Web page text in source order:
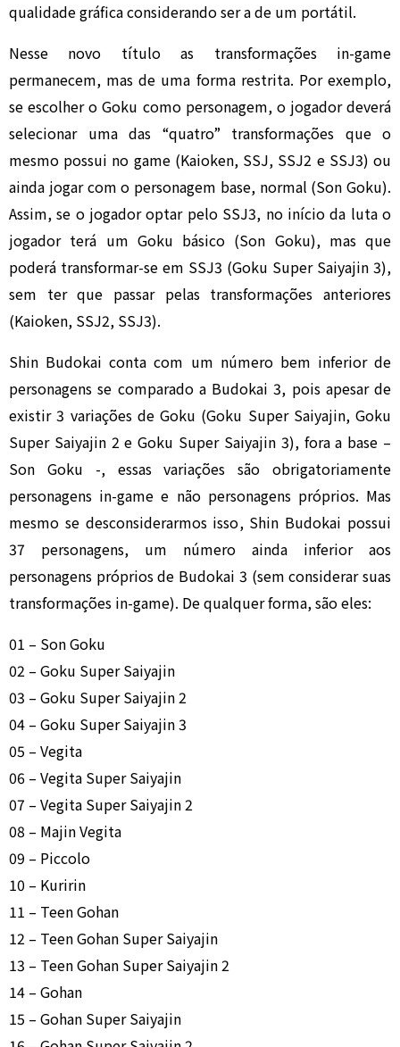
qualidade gráfica considerando ser a de um portátil.
Nesse novo título as transformações in-game
permanecem, mas de uma forma restrita. Por exemplo,
se escolher o Goku como personagem, o jogador deverá
selecionar uma das “quatro” transformações que o
mesmo possui no game (Kaioken, SSJ, SSJ2 e SSJ3) ou
ainda jogar com o personagem base, normal (Son Goku).
Assim, se o jogador optar pelo SSJ3, no início da luta o
jogador terá um Goku básico (Son Goku), mas que
poderá transformar-se em SSJ3 (Goku Super Saiyajin 3),
sem ter que passar pelas transformações anteriores
(Kaioken, SSJ2, SSJ3).
Shin Budokai conta com um número bem inferior de
personagens se comparado a Budokai 3, pois apesar de
existir 3 variações de Goku (Goku Super Saiyajin, Goku
Super Saiyajin 2 e Goku Super Saiyajin 3), fora a base –
Son Goku -, essas variações são obrigatoriamente
personagens in-game e não personagens próprios. Mas
mesmo se desconsiderarmos isso, Shin Budokai possui
37 personagens, um número ainda inferior aos
personagens próprios de Budokai 3 (sem considerar suas
transformações in-game). De qualquer forma, são eles:
01 – Son Goku
02 – Goku Super Saiyajin
03 – Goku Super Saiyajin 2
04 – Goku Super Saiyajin 3
05 – Vegita
06 – Vegita Super Saiyajin
07 – Vegita Super Saiyajin 2
08 – Majin Vegita
09 – Piccolo
10 – Kuririn
11 – Teen Gohan
12 – Teen Gohan Super Saiyajin
13 – Teen Gohan Super Saiyajin 2
14 – Gohan
15 – Gohan Super Saiyajin